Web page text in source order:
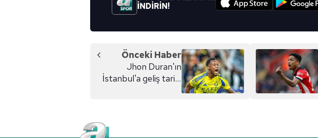
İNDİRİN!
Önceki Haber
Jhon Duran'ın
İstanbul'a geliş tarihi